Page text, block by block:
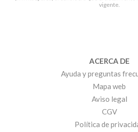
vigente.
ACERCA DE
Ayuda y preguntas
Mapa web
Aviso legal
CGV
Política de